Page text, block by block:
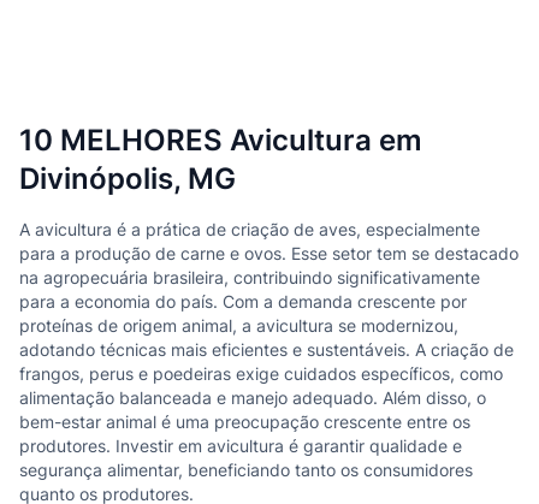
10 MELHORES Avicultura em
Divinópolis, MG
A avicultura é a prática de criação de aves, especialmente
para a produção de carne e ovos. Esse setor tem se destacado
na agropecuária brasileira, contribuindo significativamente
para a economia do país. Com a demanda crescente por
proteínas de origem animal, a avicultura se modernizou,
adotando técnicas mais eficientes e sustentáveis. A criação de
frangos, perus e poedeiras exige cuidados específicos, como
alimentação balanceada e manejo adequado. Além disso, o
bem-estar animal é uma preocupação crescente entre os
produtores. Investir em avicultura é garantir qualidade e
segurança alimentar, beneficiando tanto os consumidores
quanto os produtores.